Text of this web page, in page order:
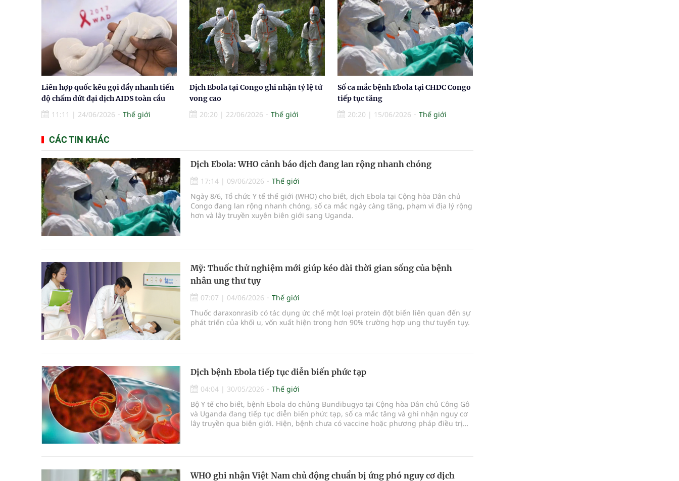
Liên hợp quốc kêu gọi đẩy nhanh tiến
độ chấm dứt đại dịch AIDS toàn cầu
11:11 | 24/06/2026 Thế giới
Dịch Ebola tại Congo ghi nhận tỷ lệ tử
vong cao
20:20 | 22/06/2026 Thế giới
Số ca mắc bệnh Ebola tại CHDC Congo
tiếp tục tăng
20:20 | 15/06/2026 Thế giới
CÁC TIN KHÁC
Dịch Ebola: WHO cảnh báo dịch đang lan rộng nhanh chóng
17:14 | 09/06/2026
Thế giới
Ngày 8/6, Tổ chức Y tế thế giới (WHO) cho biết, dịch Ebola tại Cộng hòa Dân chủ
Congo đang lan rộng nhanh chóng, số ca mắc ngày càng tăng, phạm vi địa lý rộng
hơn và lây truyền xuyên biên giới sang Uganda.
Mỹ: Thuốc thử nghiệm mới giúp kéo dài thời gian sống của bệnh
nhân ung thư tụy
07:07 | 04/06/2026
Thế giới
Thuốc daraxonrasib có tác dụng ức chế một loại protein đột biến liên quan đến sự
phát triển của khối u, vốn xuất hiện trong hơn 90% trường hợp ung thư tuyến tụy.
Dịch bệnh Ebola tiếp tục diễn biến phức tạp
04:04 | 30/05/2026
Thế giới
Bộ Y tế cho biết, bệnh Ebola do chủng Bundibugyo tại Cộng hòa Dân chủ Công Gô
và Uganda đang tiếp tục diễn biến phức tạp, số ca mắc tăng và ghi nhận nguy cơ
lây truyền qua biên giới. Hiện, bệnh chưa có vaccine hoặc phương pháp điều trị
WHO ghi nhận Việt Nam chủ động chuẩn bị ứng phó nguy cơ dịch